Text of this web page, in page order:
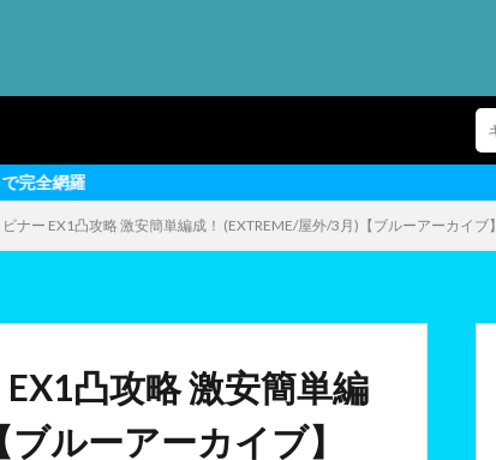
ビナー EX1凸攻略 激安簡単編成！ (EXTREME/屋外/3月)【ブルーアーカイブ】
凸攻略 激安簡単編
ルーアーカイブ】